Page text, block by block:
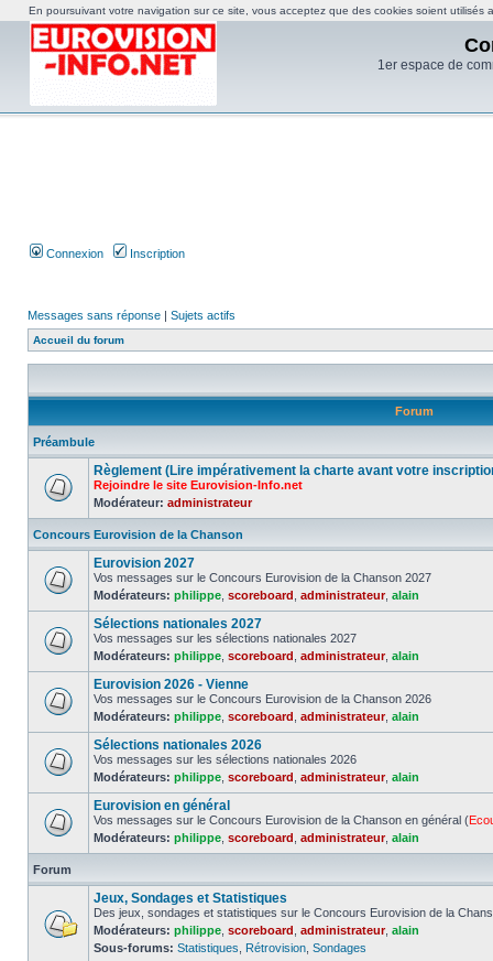
1er espace de
Connexion Inscription
Messages sans réponse | Sujets actifs
Accueil du forum
Forum
Préambule
Règlement (Lire impérativement la charte avant votre
Rejoindre le site Eurovision-Info.net
Modérateur: administrateur
Concours Eurovision de la Chanson
Eurovision 2027
Vos messages sur le Concours Eurovision de la Chanson 2027
Modérateurs: philippe scoreboard administrateur, alain
Sélections nationales 2027
Vos messages sur les sélections nationales 2027
Modérateurs: philippe scoreboard administrateur, alain
Eurovision 2026 - Vienne
Vos messages sur le Concours Eurovision de la Chanson 2026
Modérateurs: philippe scoreboard administrateur, alain
Sélections nationales 2026
Vos messages sur les sélections nationales 2026
Modérateurs: philippe scoreboard administrateur, alain
Eurovision en général
Vos messages sur le Concours Eurovision de la Chanson en général (
Modérateurs: philippe scoreboard administrateur, alain
Forum
Jeux, Sondages et Statistiques
Des jeux, sondages et statistiques sur le Concours Eurovision de la
Modérateurs: philippe scoreboard administrateur, alain
Sous-forums: Statistiques Rétrovision Sondages
En poursuivant votre navigation sur ce site, vous acceptez que des cookies soient